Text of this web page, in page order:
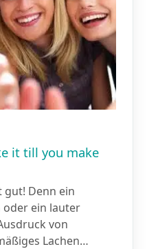
it till you make
gut! Denn ein
oder ein lauter
von
Lachen…